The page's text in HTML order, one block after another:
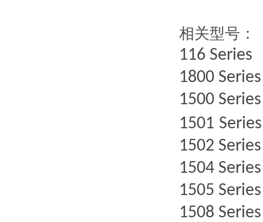
相关型号：
116 Series
1800 Series
1500 Series
1501 Series
1502 Series
1504 Series
1505 Series
1508 Series